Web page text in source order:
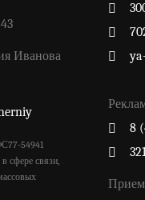
Иванова
54941
сфере связи,
8
Прием